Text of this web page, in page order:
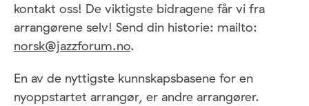
kontakt oss! De viktigste bidragene får vi fra
arrangørene selv! Send din historie: mailto:
norsk@jazzforum.no.
En av de nyttigste kunnskapsbasene for en
nyoppstartet arrangør, er andre arrangører.